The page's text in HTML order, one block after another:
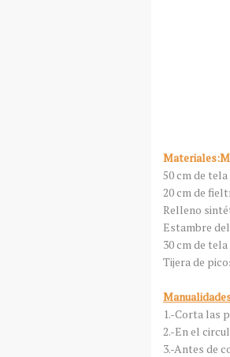
50 cm de
20 cm de
Relleno
Estambre
30 cm de
Tijera de
1.-Corta las
2.-En el
3.-Antes de